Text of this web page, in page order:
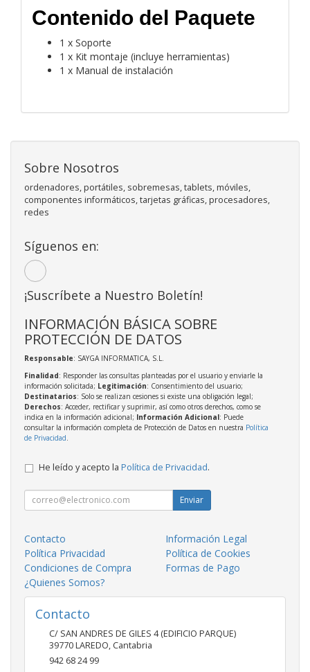
Contenido del Paquete
1 x Soporte
1 x Kit montaje (incluye herramientas)
1 x Manual de instalación
Sobre Nosotros
ordenadores, portátiles, sobremesas, tablets, móviles,
componentes informáticos, tarjetas gráficas, procesadores,
redes
Síguenos en:
¡Suscríbete a Nuestro Boletín!
INFORMACIÓN BÁSICA SOBRE
PROTECCIÓN DE DATOS
Responsable: SAYGA INFORMATICA, S.L.
Finalidad: Responder las consultas planteadas por el usuario y enviarle la
información solicitada; Legitimación: Consentimiento del usuario;
Destinatarios: Solo se realizan cesiones si existe una obligación legal;
Derechos: Acceder, rectificar y suprimir, así como otros derechos, como se
indica en la información adicional; Información Adicional: Puede
consultar la información completa de Protección de Datos en nuestra Política
de Privacidad
He leído y acepto la Política de Privacidad.
Enviar
Contacto
Información Legal
Política Privacidad
Política de Cookies
Condiciones de Compra
Formas de Pago
¿Quienes Somos?
Contacto
C/ SAN ANDRES DE GILES 4 (EDIFICIO PARQUE)
39770LAREDO, Cantabria
942 68 24 99